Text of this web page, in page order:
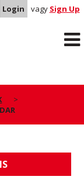
Login vagy Sign Up